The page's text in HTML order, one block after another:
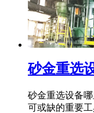
砂金重选
砂金重选设备
可或缺的重要